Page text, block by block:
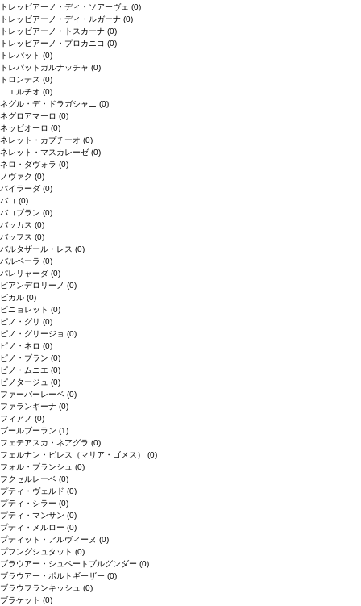
トレッビアーノ・ディ・ソアーヴェ (0)
トレッビアーノ・ディ・ルガーナ (0)
トレッビアーノ・トスカーナ (0)
トレッビアーノ・プロカニコ (0)
トレパット (0)
トレパットガルナッチャ (0)
トロンテス (0)
ニエルチオ (0)
ネグル・デ・ドラガシャニ (0)
ネグロアマーロ (0)
ネッビオーロ (0)
ネレット・カプチーオ (0)
ネレット・マスカレーゼ (0)
ネロ・ダヴォラ (0)
ノヴァク (0)
バイラーダ (0)
バコ (0)
バコブラン (0)
バッカス (0)
バッフス (0)
バルタザール・レス (0)
バルベーラ (0)
パレリャーダ (0)
ピアンデロリーノ (0)
ビカル (0)
ピニョレット (0)
ピノ・グリ (0)
ピノ・グリージョ (0)
ピノ・ネロ (0)
ピノ・ブラン (0)
ピノ・ムニエ (0)
ピノタージュ (0)
ファーバーレーベ (0)
ファランギーナ (0)
フィアノ (0)
ブールブーラン (1)
フェテアスカ・ネアグラ (0)
フェルナン・ピレス（マリア・ゴメス） (0)
フォル・ブランシュ (0)
フクセルレーベ (0)
プティ・ヴェルド (0)
プティ・シラー (0)
プティ・マンサン (0)
プティ・メルロー (0)
プティット・アルヴィーヌ (0)
プフングシュタット (0)
ブラウアー・シュペートブルグンダー (0)
ブラウアー・ポルトギーザー (0)
ブラウフランキッシュ (0)
ブラケット (0)